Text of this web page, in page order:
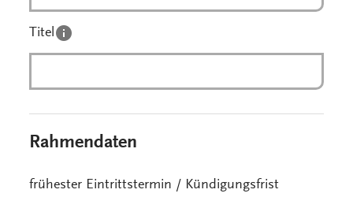
Titel
Rahmendaten
frühester Eintrittstermin / Kündigungsfrist